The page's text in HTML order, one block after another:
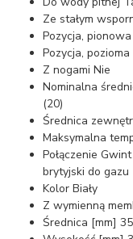
Ze stałym
Pozycja,
Pozycja, pozioma
Z nogami Nie
Nominalna
(20)
Średnica
Maksymalna
Połączenie
brytyjski do gazu
Kolor Biały
Z wymienną
Średnica [mm]